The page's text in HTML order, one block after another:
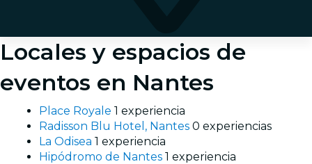
Locales y espacios de
eventos en Nantes
Place Royale 1 experiencia
Radisson Blu Hotel, Nantes 0 experiencias
La Odisea 1 experiencia
Hipódromo de Nantes 1 experiencia